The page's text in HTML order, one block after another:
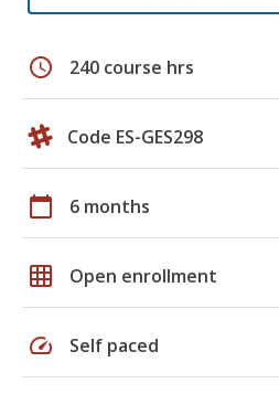
schedule 240 course hrs
Code ES-GES298
calendar_today 6 months
grid_on Open enrollment
speed Self paced